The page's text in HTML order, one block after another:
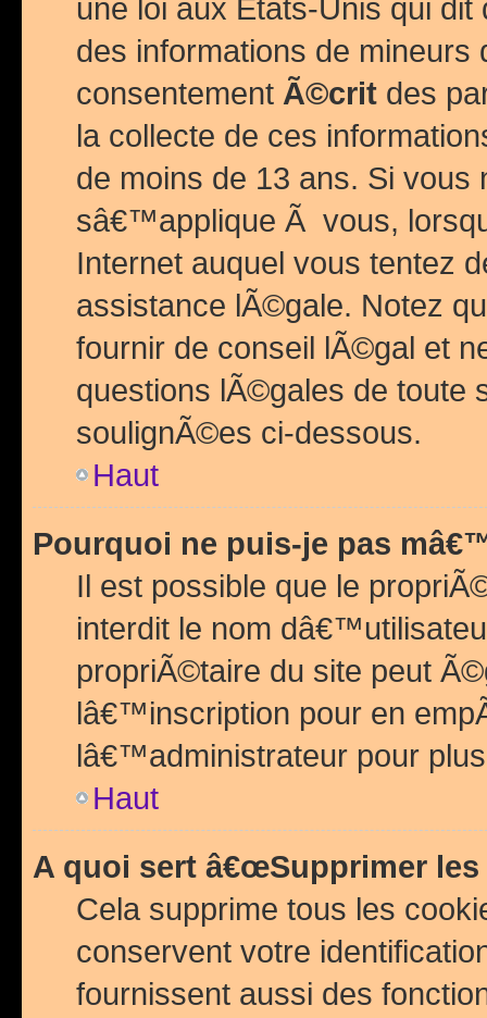
une loi aux Etats-Unis qui
des informations de mineurs
consentement Ã©crit des
la collecte de ces
de moins de 13 ans. Si
sâ€™applique Ã vous,
Internet auquel vous tentez
assistance lÃ©gale. Notez
fournir de conseil lÃ©gal et
questions lÃ©gales de
soulignÃ©es ci-dessous.
Haut
Pourquoi ne puis-je pas
Il est possible que le
interdit le nom
propriÃ©taire du site peut
lâ€™inscription pour en
lâ€™administrateur pour
Haut
A quoi sert â€œSupprimer les
Cela supprime tous les
conservent votre
fournissent aussi des